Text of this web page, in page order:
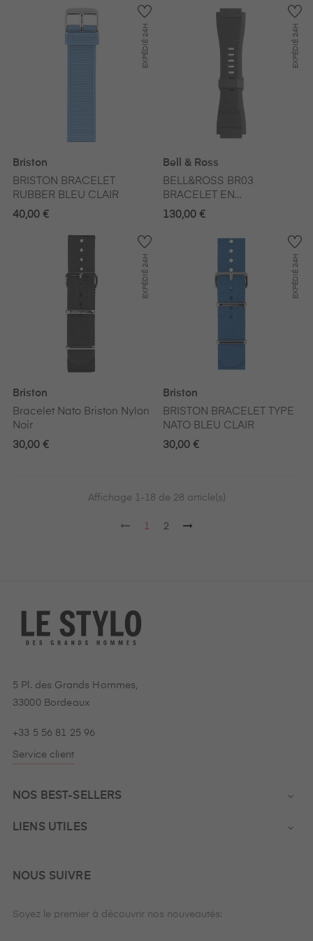
EXPÉDIÉ
24H
Briston
BRISTON BRACELET
RUBBER BLEU CLAIR
40,00 €
EXPÉDIÉ
24H
Bell & Ross
BELL&ROSS BR03
BRACELET EN
CAOUTCHOUC STRIÉ
130,00 €
EXPÉDIÉ
24H
Briston
Bracelet Nato Briston Nylon
Noir
30,00 €
EXPÉDIÉ
24H
Briston
BRISTON BRACELET TYPE
NATO BLEU CLAIR
30,00 €
Affichage 1-18 de 28 article(s)
1 2
5 Pl. des Grands Hommes,
33000 Bordeaux
+33 5 56 81 25 96
Service client
NOS BEST-SELLERS 
LIENS UTILES 
NOUS SUIVRE
Soyez le premier à découvrir nos nouveautés: